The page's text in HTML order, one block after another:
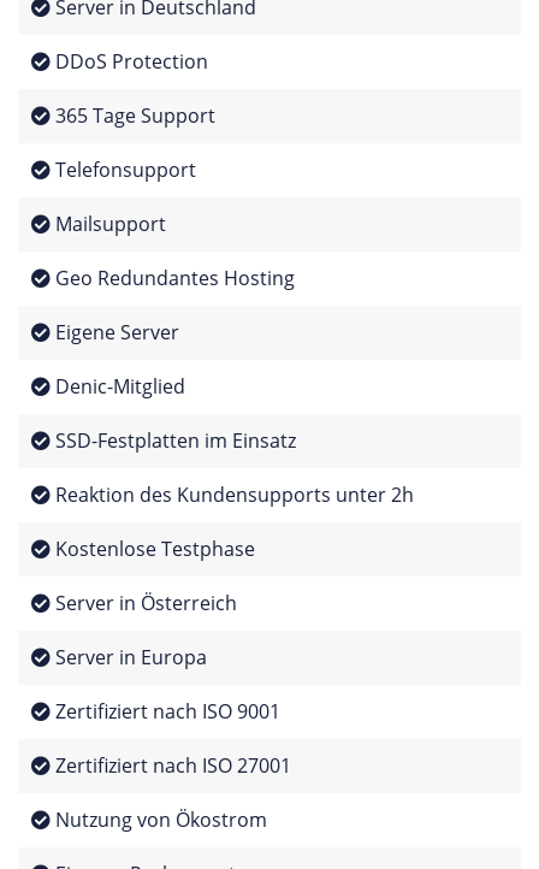
Server in Deutschland
DDoS Protection
365 Tage Support
Telefonsupport
Mailsupport
Geo Redundantes Hosting
Eigene Server
Denic-Mitglied
SSD-Festplatten im Einsatz
Reaktion des Kundensupports unter 2h
Kostenlose Testphase
Server in Österreich
Server in Europa
Zertifiziert nach ISO 9001
Zertifiziert nach ISO 27001
Nutzung von Ökostrom